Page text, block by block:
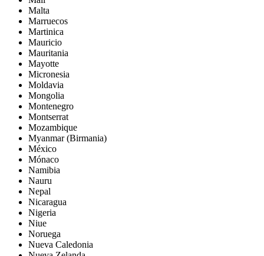
Malta
Marruecos
Martinica
Mauricio
Mauritania
Mayotte
Micronesia
Moldavia
Mongolia
Montenegro
Montserrat
Mozambique
Myanmar (Birmania)
México
Mónaco
Namibia
Nauru
Nepal
Nicaragua
Nigeria
Niue
Noruega
Nueva Caledonia